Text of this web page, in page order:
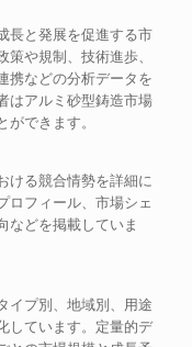
長と発展を促進する市
や規制、技術進歩、
携などの分析データを
はアルミ砂型鋳造市場
できます。
ける競合情勢を詳細に
ロフィール、市場シェ
などを掲載していま
イプ別、地域別、用途
しています。定量的デ